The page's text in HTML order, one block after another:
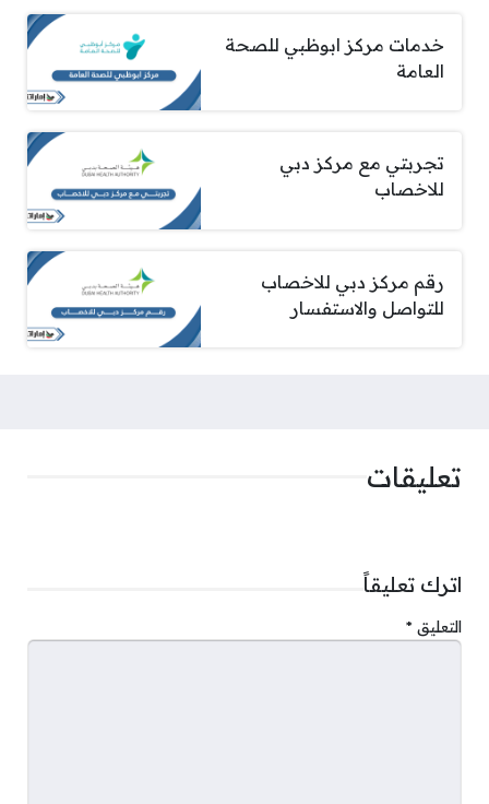
خدمات مركز ابوظبي للصحة
العامة
تجربتي مع مركز دبي
للاخصاب
رقم مركز دبي للاخصاب
للتواصل والاستفسار
تعليقات
اترك تعليقاً
التعليق *